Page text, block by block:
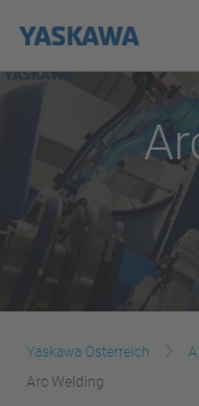
Yaskawa Österreich
Arc Welding